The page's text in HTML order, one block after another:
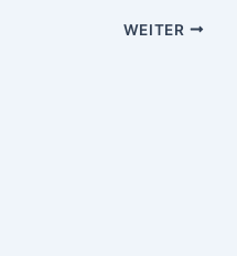
WEITER